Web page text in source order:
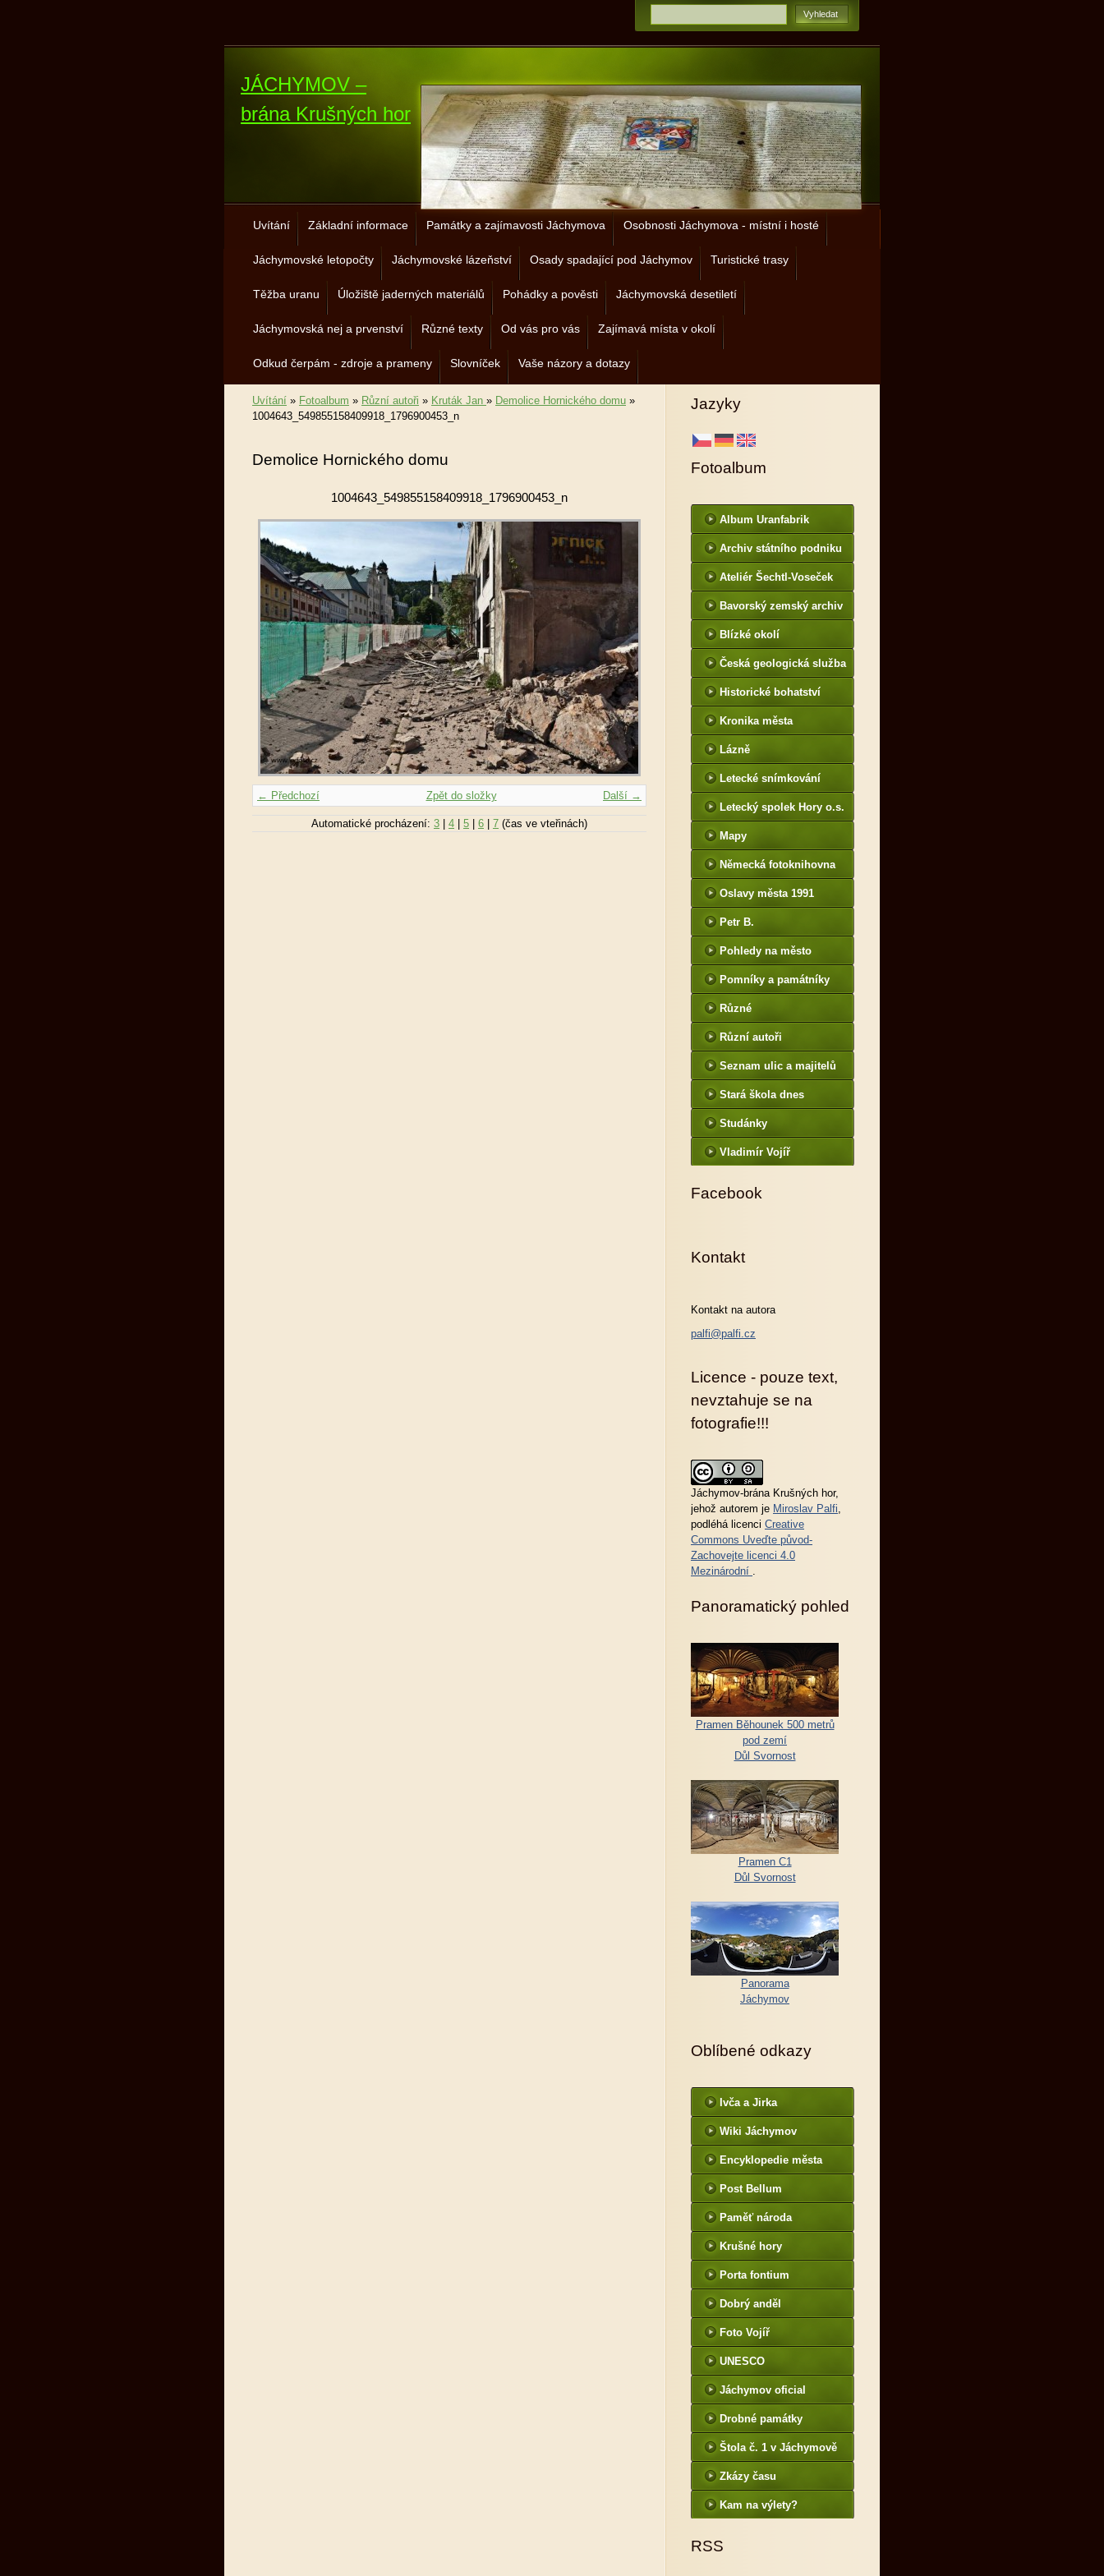
JÁCHYMOV –
brána Krušných hor
Uvítání Základní informace Památky a zajímavosti Jáchymova Osobnosti Jáchymova - místní i hosté
Jáchymovské letopočty Jáchymovské lázeňství Osady spadající pod Jáchymov Turistické trasy
Těžba uranu Úložiště jaderných materiálů Pohádky a pověsti Jáchymovská desetiletí
Jáchymovská nej a prvenství Různé texty Od vás pro vás Zajímavá místa v okolí
Odkud čerpám - zdroje a prameny Slovníček Vaše názory a dotazy
Uvítání » Fotoalbum » Různí autoři » Kruták Jan » Demolice Hornického domu »
1004643_549855158409918_1796900453_n
Demolice Hornického domu
1004643_549855158409918_1796900453_n
← Předchozí Další →
Zpět do složky
Automatické procházení: 3 4 5 6 7 (čas ve vteřinách)
Jazyky
Fotoalbum
Album Uranfabrik
Archiv státního podniku
Ateliér Šechtl-Voseček
Bavorský zemský archiv
http://www.gda.bayern.de
Blízké okolí
Česká geologická služba
Historické bohatství
Kronika města
http://www.portafontium.
Lázně
Letecké snímkování
Letecký spolek Hory o.s.
Mapy
Německá fotoknihovna
http://www.deutschefotot
hek.de
Oslavy města 1991
Petr B.
(PB14.zonerama.com,
takatiky.rajce.idnes.cz)
Pohledy na město
Pomníky a památníky
Různé
Různí autoři
Seznam ulic a majitelů
Stará škola dnes
Studánky
Vladimír Vojíř
Facebook
Kontakt
Kontakt na autora
palfi@palfi.cz
Licence - pouze text,
nevztahuje se na
fotografie!!!
Jáchymov-brána Krušných hor,
jehož autorem je Miroslav Palfi,
podléhá licenci Creative
Commons Uveďte původ-
Zachovejte licenci 4.0
Mezinárodní .
Panoramatický pohled
Pramen Běhounek 500 metrů
pod zemí
Důl Svornost
Pramen C1
Důl Svornost
Panorama
Jáchymov
Oblíbené odkazy
Ivča a Jirka
Wiki Jáchymov
Encyklopedie města
Post Bellum
Paměť národa
Krušné hory
Porta fontium
Dobrý anděl
Foto Vojíř
UNESCO
Jáchymov oficial
Drobné památky
Štola č. 1 v Jáchymově
Zkázy času
Kam na výlety?
RSS